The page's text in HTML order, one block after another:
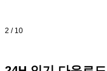
2 / 10